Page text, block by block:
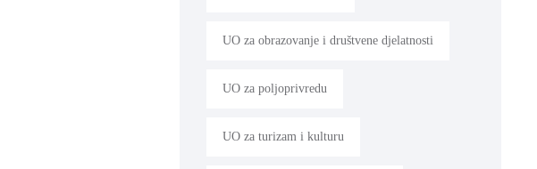
UO za obrazovanje i društvene djelatnosti
UO za poljoprivredu
UO za turizam i kulturu